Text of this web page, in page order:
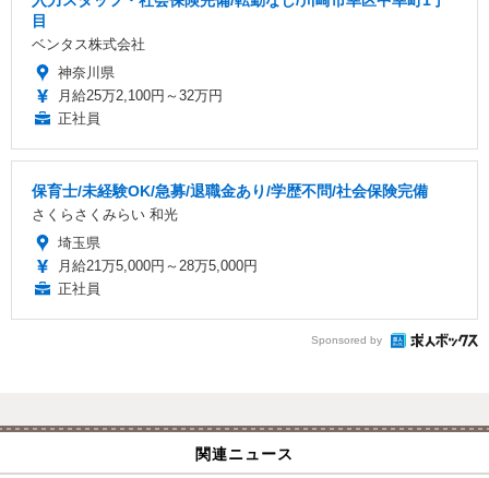
目
ベンタス株式会社
神奈川県
月給25万2,100円～32万円
正社員
保育士/未経験OK/急募/退職金あり/学歴不問/社会保険完備
さくらさくみらい 和光
埼玉県
月給21万5,000円～28万5,000円
正社員
Sponsored by
関連ニュース